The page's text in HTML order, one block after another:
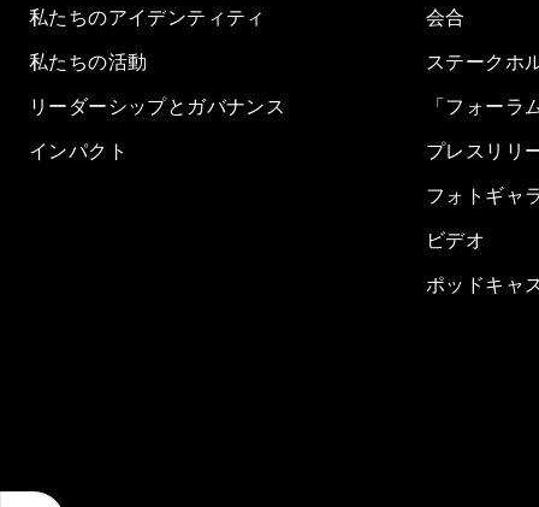
私たちのアイデンティティ
私たちの活動
リーダーシップとガバナンス
インパクト
会合
ステークホ
「フォーラ
プレスリリ
フォトギャ
ビデオ
ポッドキャ